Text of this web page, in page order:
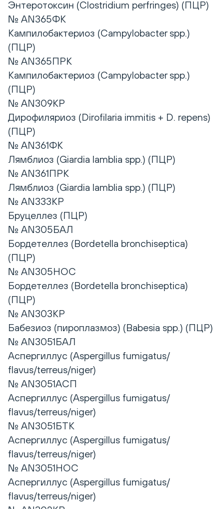
Энтеротоксин (Clostridium perfringes) (ПЦР)
№ AN365ФК
Кампилобактериоз (Campylobacter spp.)
(ПЦР)
№ AN365ПРК
Кампилобактериоз (Campylobacter spp.)
(ПЦР)
№ AN309КР
Дирофиляриоз (Dirofilaria immitis + D. repens)
(ПЦР)
№ AN361ФК
Лямблиоз (Giardia lamblia spp.) (ПЦР)
№ AN361ПРК
Лямблиоз (Giardia lamblia spp.) (ПЦР)
№ AN333КР
Бруцеллез (ПЦР)
№ AN305БАЛ
Бордетеллез (Bordetella bronchiseptica)
(ПЦР)
№ AN305НОС
Бордетеллез (Bordetella bronchiseptica)
(ПЦР)
№ AN303КР
Бабезиоз (пироплазмоз) (Babesia spp.) (ПЦР)
№ AN3051БАЛ
Аспергиллус (Aspergillus fumigatus/
flavus/terreus/niger)
№ AN3051АСП
Аспергиллус (Aspergillus fumigatus/
flavus/terreus/niger)
№ AN3051БТК
Аспергиллус (Aspergillus fumigatus/
flavus/terreus/niger)
№ AN3051НОС
Аспергиллус (Aspergillus fumigatus/
flavus/terreus/niger)